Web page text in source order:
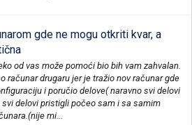
gde ne mogu otkriti kvar, a
od vas može pomoći bio bih vam zahvalan.
računar drugaru jer je tražio nov računar gde
i poručio delove( naravno svi delovi
svi delovi pristigli počeo sam i sa samim
mi...